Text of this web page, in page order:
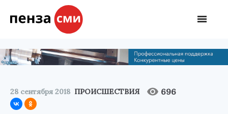
28 сентября 2018 ПРОИСШЕСТВИЯ 696